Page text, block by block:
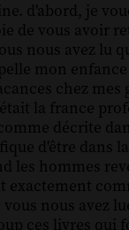
d'abord, je
de vous avoir
nous avez lu
mon
chez mes
la france
décrite
d'être dans
les hommes
exactement
nous avez
ces livres qui